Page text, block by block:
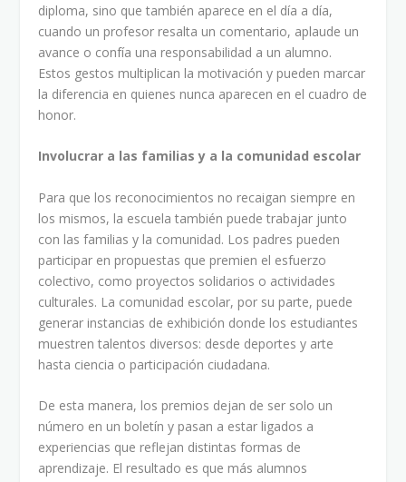
diploma, sino que también aparece en el día a día,
cuando un profesor resalta un comentario, aplaude un
avance o confía una responsabilidad a un alumno.
Estos gestos multiplican la motivación y pueden marcar
la diferencia en quienes nunca aparecen en el cuadro de
honor.
Involucrar a las familias y a la comunidad escolar
Para que los reconocimientos no recaigan siempre en
los mismos, la escuela también puede trabajar junto
con las familias y la comunidad. Los padres pueden
participar en propuestas que premien el esfuerzo
colectivo, como proyectos solidarios o actividades
culturales. La comunidad escolar, por su parte, puede
generar instancias de exhibición donde los estudiantes
muestren talentos diversos: desde deportes y arte
hasta ciencia o participación ciudadana.
De esta manera, los premios dejan de ser solo un
número en un boletín y pasan a estar ligados a
experiencias que reflejan distintas formas de
aprendizaje. El resultado es que más alumnos